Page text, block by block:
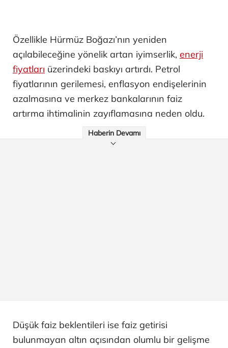
Özellikle Hürmüz Boğazı’nın yeniden
açılabileceğine yönelik artan iyimserlik, enerji
fiyatları üzerindeki baskıyı artırdı. Petrol
fiyatlarının gerilemesi, enflasyon endişelerinin
azalmasına ve merkez bankalarının faiz
artırma ihtimalinin zayıflamasına neden oldu.
Haberin Devamı
Düşük faiz beklentileri ise faiz getirisi
bulunmayan altın açısından olumlu bir gelişme